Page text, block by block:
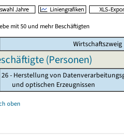
mit 50 und mehr Beschäftigten
Wirtschaftszweig
(Personen)
26 - Herstellung von
und optischen Erzeugnissen
oben